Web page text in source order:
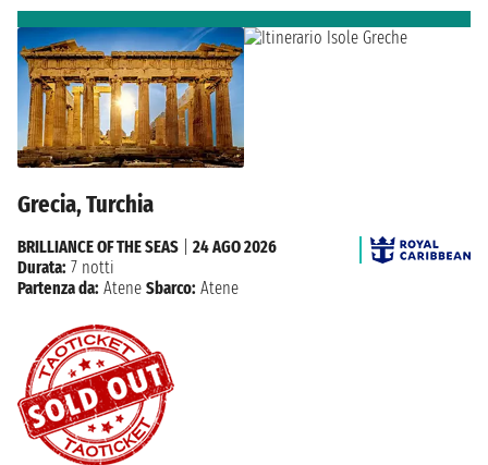
Grecia, Turchia
BRILLIANCE OF THE SEAS
24 AGO 2026
Durata: 7 notti
Partenza da: Atene Sbarco: Atene